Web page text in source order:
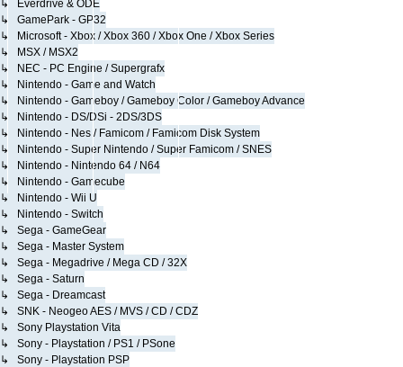
↳ Everdrive & ODE
↳ GamePark - GP32
↳ Microsoft - Xbox / Xbox 360 / Xbox One / Xbox Series
↳ MSX / MSX2
↳ NEC - PC Engine / Supergrafx
↳ Nintendo - Game and Watch
↳ Nintendo - Gameboy / Gameboy Color / Gameboy Advance
↳ Nintendo - DS/DSi - 2DS/3DS
↳ Nintendo - Nes / Famicom / Famicom Disk System
↳ Nintendo - Super Nintendo / Super Famicom / SNES
↳ Nintendo - Nintendo 64 / N64
↳ Nintendo - Gamecube
↳ Nintendo - Wii U
↳ Nintendo - Switch
↳ Sega - GameGear
↳ Sega - Master System
↳ Sega - Megadrive / Mega CD / 32X
↳ Sega - Saturn
↳ Sega - Dreamcast
↳ SNK - Neogeo AES / MVS / CD / CDZ
↳ Sony Playstation Vita
↳ Sony - Playstation / PS1 / PSone
↳ Sony - Playstation PSP